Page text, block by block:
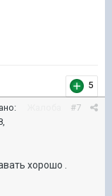
5
#7
хорошо .